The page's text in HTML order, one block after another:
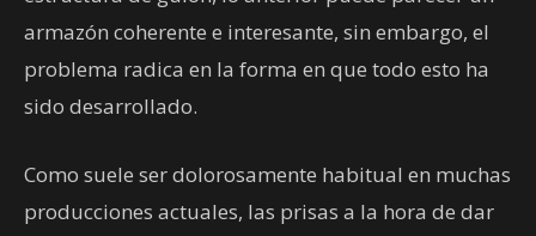
armazón coherente e interesante, sin embargo, el
problema radica en la forma en que todo esto ha
sido desarrollado.
Como suele ser dolorosamente habitual en muchas
producciones actuales, las prisas a la hora de dar